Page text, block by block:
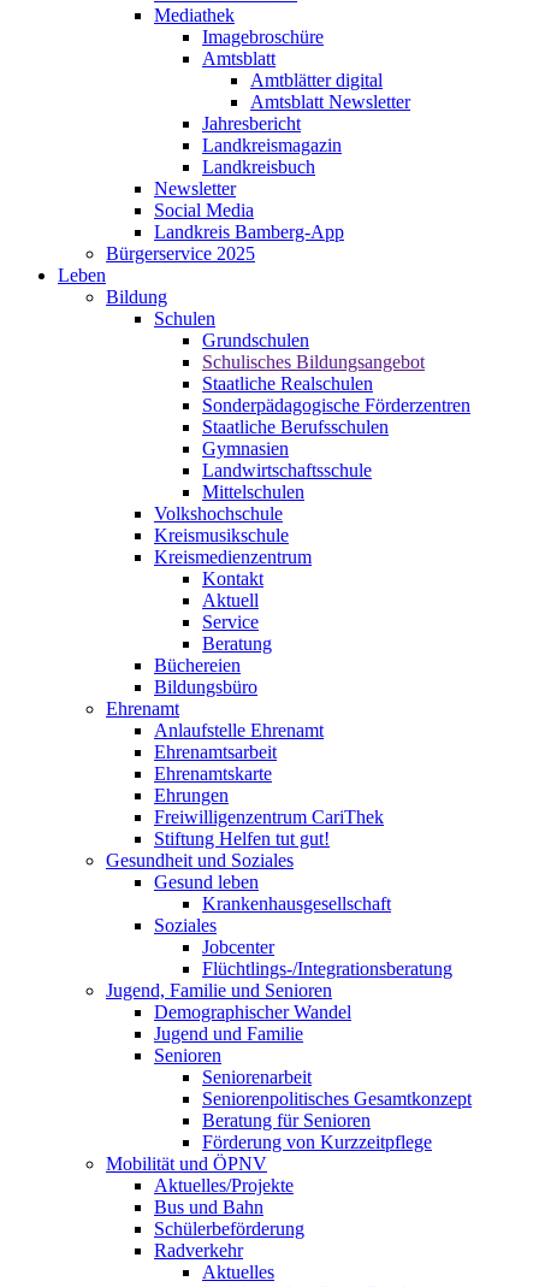
Mediathek
Imagebroschüre
Amtsblatt
Amtblätter digital
Amtsblatt Newsletter
Jahresbericht
Landkreismagazin
Landkreisbuch
Newsletter
Social Media
Landkreis Bamberg-App
Bürgerservice 2025
Leben
Bildung
Schulen
Grundschulen
Schulisches Bildungsangebot
Staatliche Realschulen
Sonderpädagogische Förderzentren
Staatliche Berufsschulen
Gymnasien
Landwirtschaftsschule
Mittelschulen
Volkshochschule
Kreismusikschule
Kreismedienzentrum
Kontakt
Aktuell
Service
Beratung
Büchereien
Bildungsbüro
Ehrenamt
Anlaufstelle Ehrenamt
Ehrenamtsarbeit
Ehrenamtskarte
Ehrungen
Freiwilligenzentrum CariThek
Stiftung Helfen tut gut!
Gesundheit und Soziales
Gesund leben
Krankenhausgesellschaft
Soziales
Jobcenter
Flüchtlings-/Integrationsberatung
Jugend, Familie und Senioren
Demographischer Wandel
Jugend und Familie
Senioren
Seniorenarbeit
Seniorenpolitisches Gesamtkonzept
Beratung für Senioren
Förderung von Kurzzeitpflege
Mobilität und ÖPNV
Aktuelles/Projekte
Bus und Bahn
Schülerbeförderung
Radverkehr
Aktuelles